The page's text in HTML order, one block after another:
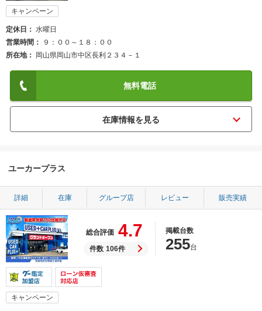
キャンペーン
定休日
水曜日
営業時間
９：００～１８：００
所在地
岡山県岡山市中区長利２３４－１
無料電話
ユーカープラス
詳細 在庫 グループ店 レビュー 販売実績
総合評価 4.7
件数 106件
掲載台数
255台
キャンペーン